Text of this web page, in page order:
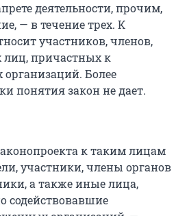
деятельности, прочим,
— в течение трех. К
участников, членов,
причастных к
организаций. Более
понятия закон не дает.
к таким лицам
участники, члены органов
а также иные лица,
содействовавшие